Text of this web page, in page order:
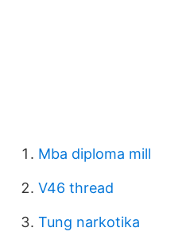
Mba diploma mill
V46 thread
Tung narkotika